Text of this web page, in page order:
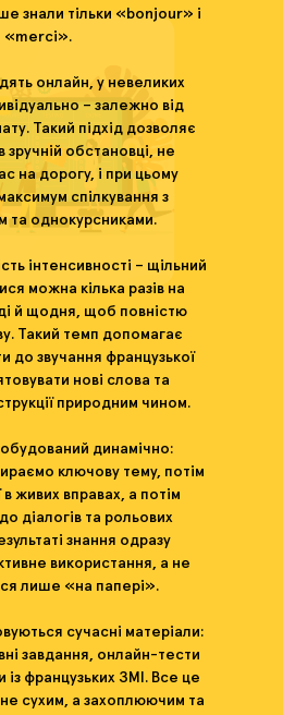
знали тільки «bonjour» і
«merci».
онлайн, у невеликих
– залежно від
Такий підхід дозволяє
зручній обстановці, не
на дорогу, і при цьому
спілкування з
та однокурсниками.
інтенсивності – щільний
можна кілька разів на
й щодня, щоб повністю
Такий темп допомагає
до звучання французької
нові слова та
природним чином.
динамічно:
ключову тему, потім
в живих вправах, а потім
діалогів та рольових
знання одразу
використання, а не
лише «на папері».
сучасні матеріали:
завдання, онлайн-тести
із французьких ЗМІ. Все це
сухим, а захоплюючим та